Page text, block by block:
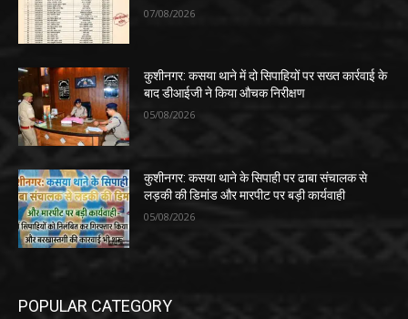
07/08/2026
कुशीनगर: कसया थाने में दो सिपाहियों पर सख्त कार्रवाई के
बाद डीआईजी ने किया औचक निरीक्षण
05/08/2026
कुशीनगर: कसया थाने के सिपाही पर ढाबा संचालक से
लड़की की डिमांड और मारपीट पर बड़ी कार्यवाही
05/08/2026
POPULAR CATEGORY